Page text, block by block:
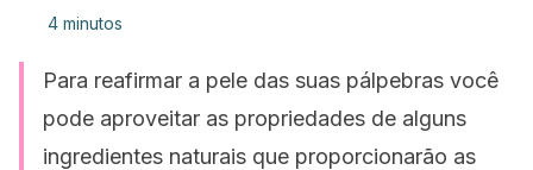
4 minutos
Para reafirmar a pele das suas pálpebras você
pode aproveitar as propriedades de alguns
ingredientes naturais que proporcionarão as